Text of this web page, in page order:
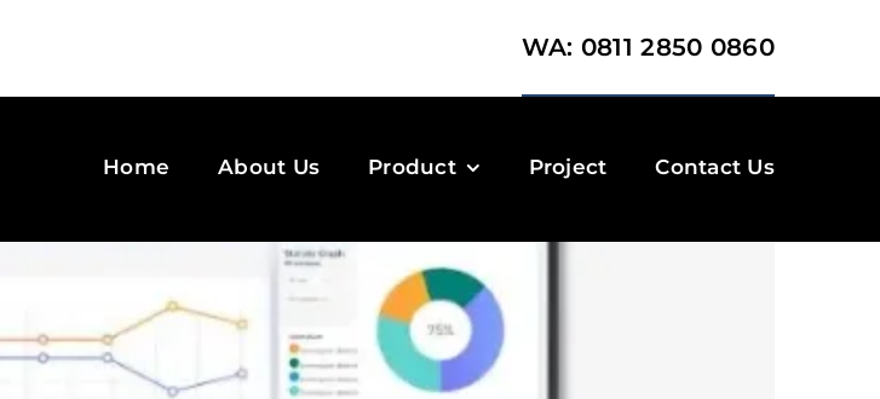
WA: 0811 2850 0860
Home About Us Product Project Contact Us